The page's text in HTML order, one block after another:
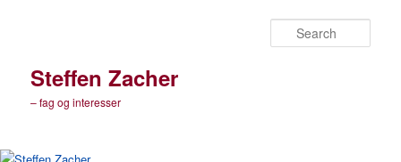
Steffen Zacher
– fag og interesser